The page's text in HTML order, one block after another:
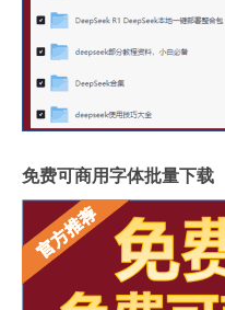
免费可商用字体批量下载